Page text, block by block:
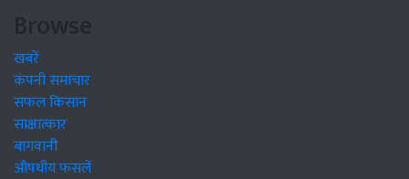
Browse
खबरें
कंपनी समाचार
सफल किसान
साक्षात्कार
बागवानी
औषधीय फसलें